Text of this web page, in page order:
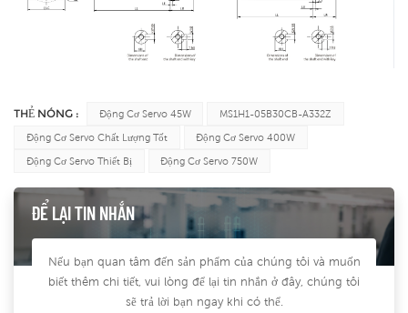
THẺ NÓNG : Động Cơ Servo 45W MS1H1-05B30CB-A332Z
Động Cơ Servo Chất Lượng Tốt Động Cơ Servo 400W
Động Cơ Servo Thiết Bị Động Cơ Servo 750W
ĐỂ LẠI TIN NHẮN
Nếu bạn quan tâm đến sản phẩm của chúng tôi và muốn
biết thêm chi tiết, vui lòng để lại tin nhắn ở đây, chúng tôi
sẽ trả lời bạn ngay khi có thể.